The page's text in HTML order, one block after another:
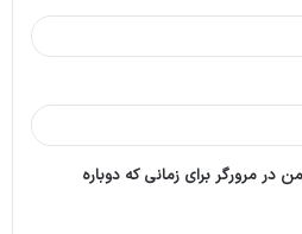
در مرورگر برای زمانی که دوباره